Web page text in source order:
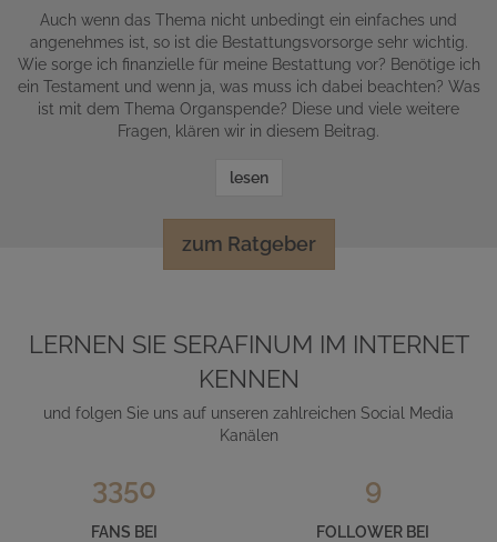
Auch wenn das Thema nicht unbedingt ein einfaches und
angenehmes ist, so ist die Bestattungsvorsorge sehr wichtig.
Wie sorge ich finanzielle für meine Bestattung vor? Benötige ich
ein Testament und wenn ja, was muss ich dabei beachten? Was
ist mit dem Thema Organspende? Diese und viele weitere
Fragen, klären wir in diesem Beitrag.
lesen
zum Ratgeber
LERNEN SIE SERAFINUM IM INTERNET
KENNEN
und folgen Sie uns auf unseren zahlreichen Social Media
Kanälen
3350
FANS BEI
9
FOLLOWER BEI